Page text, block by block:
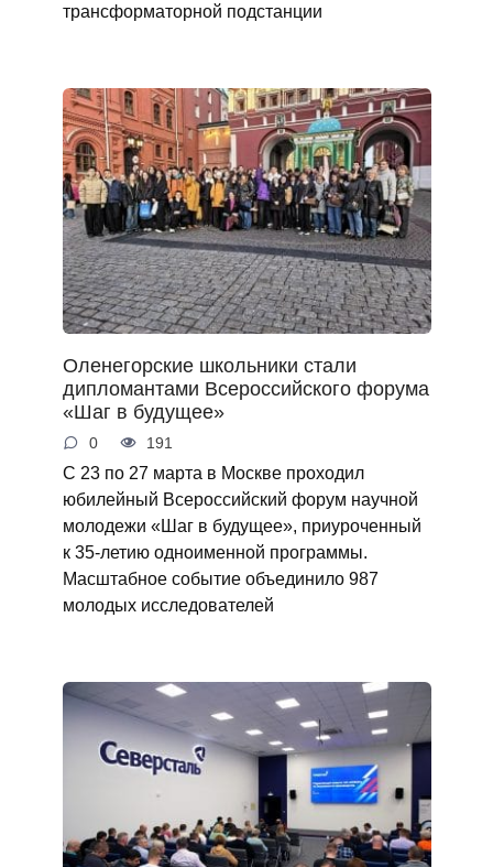
трансформаторной подстанции
Оленегорские школьники стали
дипломантами Всероссийского форума
«Шаг в будущее»
0 191
С 23 по 27 марта в Москве проходил
юбилейный Всероссийский форум научной
молодежи «Шаг в будущее», приуроченный
к 35-летию одноименной программы.
Масштабное событие объединило 987
молодых исследователей